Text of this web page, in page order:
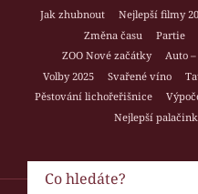
Jak zhubnout Nejlepší filmy
Změna času
Partie
ZOO Nové začátky
Auto
Volby 2025
Svařené víno
Pěstování lichořeřišnice
Nejlepší